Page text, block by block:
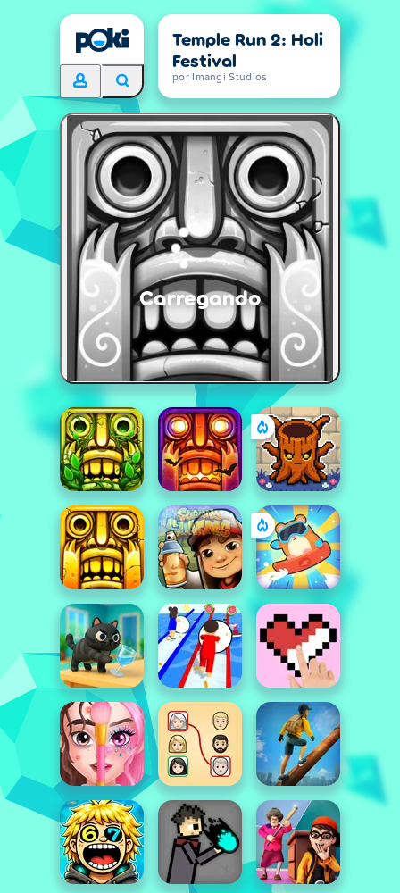
Temple Run 2: Holi
Festival
por Imangi Studios
Carregando